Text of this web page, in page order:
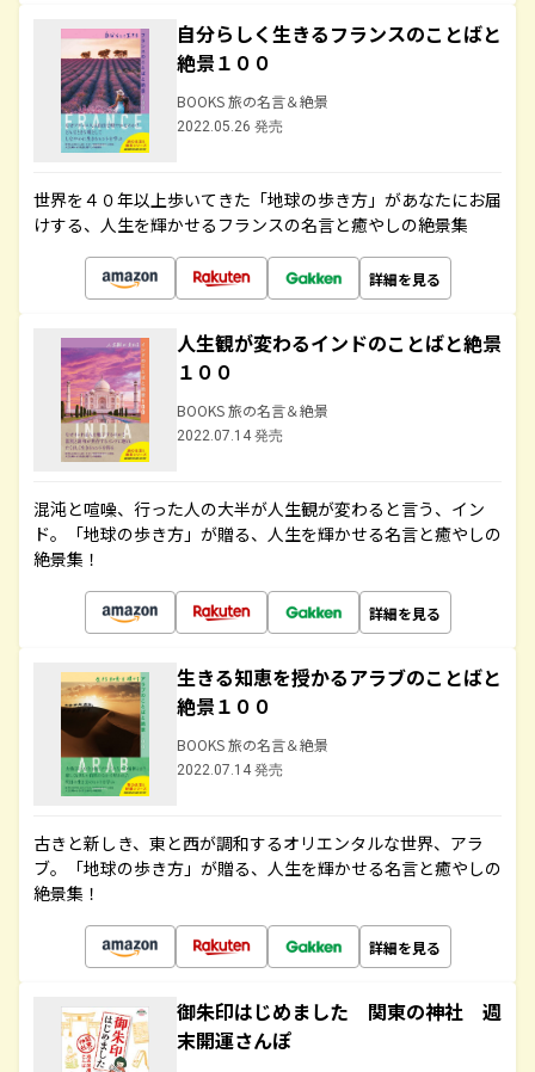
自分らしく生きるフランスのことばと
絶景１００
BOOKS 旅の名言＆絶景
2022.05.26 発売
世界を４０年以上歩いてきた「地球の歩き方」があなたにお届
けする、人生を輝かせるフランスの名言と癒やしの絶景集
詳細を見る
人生観が変わるインドのことばと絶景
１００
BOOKS 旅の名言＆絶景
2022.07.14 発売
混沌と喧噪、行った人の大半が人生観が変わると言う、イン
ド。「地球の歩き方」が贈る、人生を輝かせる名言と癒やしの
絶景集！
詳細を見る
生きる知恵を授かるアラブのことばと
絶景１００
BOOKS 旅の名言＆絶景
2022.07.14 発売
古きと新しき、東と西が調和するオリエンタルな世界、アラ
ブ。「地球の歩き方」が贈る、人生を輝かせる名言と癒やしの
絶景集！
詳細を見る
御朱印はじめました 関東の神社 週
末開運さんぽ